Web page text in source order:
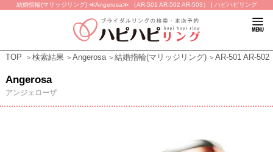
結婚指輪(マリッジリング) ≪Angerosa≫ （AR-501 AR-502 AR-503） | ハピハピリング
TOP 検索結果 Angerosa 結婚指輪(マリッジリング) AR-501 AR-502
Angerosa
アンジェローザ